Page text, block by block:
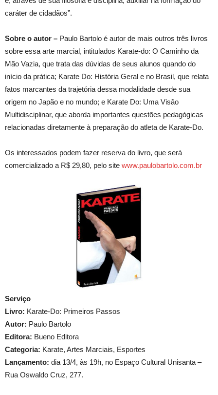
caráter de cidadãos”.
Sobre o autor – Paulo Bartolo é autor de mais outros três livros
sobre essa arte marcial, intitulados Karate-do: O Caminho da
Mão Vazia, que trata das dúvidas de seus alunos quando do
início da prática; Karate Do: História Geral e no Brasil, que relata
fatos marcantes da trajetória dessa modalidade desde sua
origem no Japão e no mundo; e Karate Do: Uma Visão
Multidisciplinar, que aborda importantes questões pedagógicas
relacionadas diretamente à preparação do atleta de Karate-Do.
Os interessados podem fazer reserva do livro, que será
comercializado a R$ 29,80, pelo site www.paulobartolo.com.br
Serviço
Livro: Karate-Do: Primeiros Passos
Autor: Paulo Bartolo
Editora: Bueno Editora
Categoria: Karate, Artes Marciais, Esportes
Lançamento: dia 13/4, às 19h, no Espaço Cultural Unisanta –
Rua Oswaldo Cruz, 277.